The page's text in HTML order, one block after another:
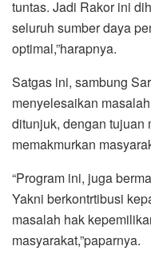
tuntas. Jadi Rakor ini
seluruh sumber daya
optimal,”harapnya.
Satgas ini, sambung
menyelesaikan
ditunjuk, dengan tujuan
memakmurkan
“Program ini, juga
Yakni berkontrtibusi
masalah hak
masyarakat,”paparnya.